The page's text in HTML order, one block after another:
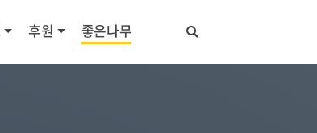
후원 좋은나무